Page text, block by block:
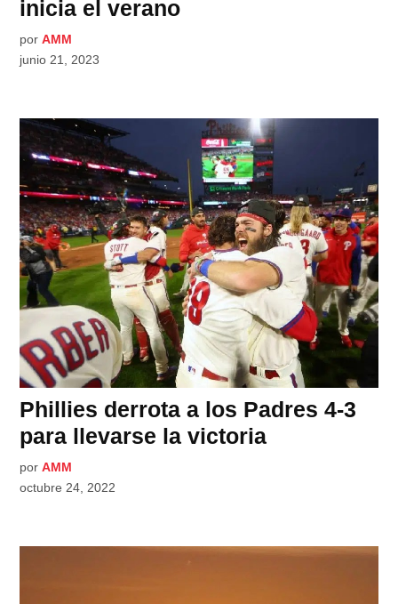
inicia el verano
por AMM
junio 21, 2023
Phillies derrota a los Padres 4-3
para llevarse la victoria
por AMM
octubre 24, 2022